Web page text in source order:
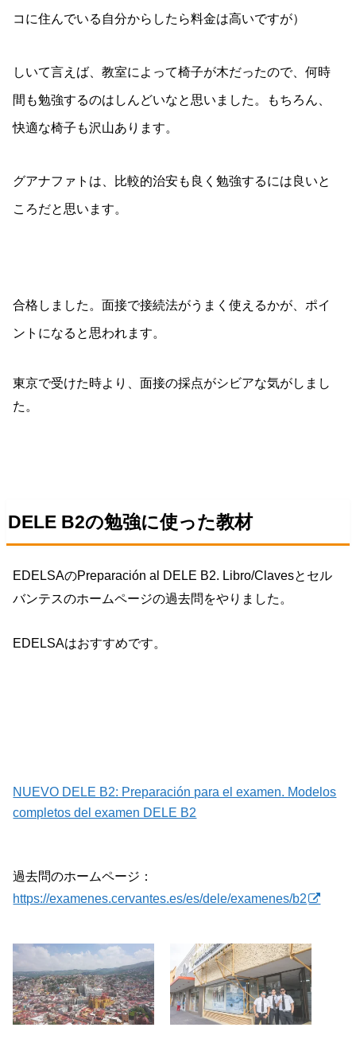
コに住んでいる自分からしたら料金は高いですが）
しいて言えば、教室によって椅子が木だったので、何時
間も勉強するのはしんどいなと思いました。もちろん、
快適な椅子も沢山あります。
グアナファトは、比較的治安も良く勉強するには良いと
ころだと思います。
合格しました。面接で接続法がうまく使えるかが、ポイ
ントになると思われます。
東京で受けた時より、面接の採点がシビアな気がしまし
た。
DELE B2の勉強に使った教材
EDELSAのPreparación al DELE B2. Libro/Clavesとセル
バンテスのホームページの過去問をやりました。
EDELSAはおすすめです。
NUEVO DELE B2: Preparación para el examen. Modelos
completos del examen DELE B2
過去問のホームページ：
https://examenes.cervantes.es/es/dele/examenes/b2